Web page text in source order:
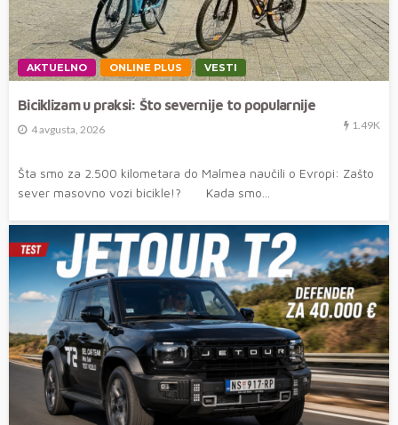
AKTUELNO ONLINE PLUS VESTI
Biciklizam u praksi: Što severnije to popularnije
4 avgusta, 2026 1.49K
Šta smo za 2.500 kilometara do Malmea naučili o Evropi: Zašto
sever masovno vozi bicikle!? Kada smo...